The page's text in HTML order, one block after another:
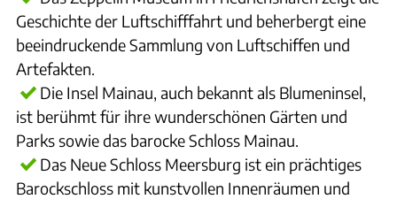
Geschichte der Luftschifffahrt und beherbergt eine
beeindruckende Sammlung von Luftschiffen und
Artefakten.
Die Insel Mainau, auch bekannt als Blumeninsel,
ist berühmt für ihre wunderschönen Gärten und
Parks sowie das barocke Schloss Mainau.
Das Neue Schloss Meersburg ist ein prächtiges
Barockschloss mit kunstvollen Innenräumen und